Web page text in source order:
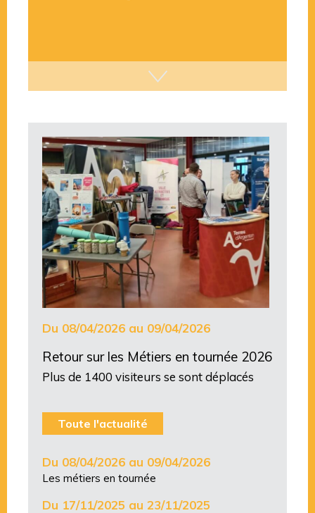
Du 08/04/2026 au 09/04/2026
Retour sur les Métiers en tournée 2026
Plus de 1400 visiteurs se sont déplacés
Toute l'actualité
Du 08/04/2026 au 09/04/2026
Les métiers en tournée
Du 17/11/2025 au 23/11/2025